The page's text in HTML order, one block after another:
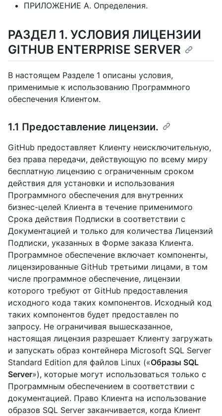
ПРИЛОЖЕНИЕ A. Определения.
РАЗДЕЛ 1. УСЛОВИЯ ЛИЦЕНЗИИ
GITHUB ENTERPRISE SERVER
В настоящем Разделе 1 описаны условия,
применимые к использованию Программного
обеспечения Клиентом.
1.1 Предоставление лицензии.
GitHub предоставляет Клиенту неисключительную,
без права передачи, действующую по всему миру
бесплатную лицензию с ограниченным сроком
действия для установки и использования
Программного обеспечения для внутренних
бизнес-целей Клиента в течение применимого
Срока действия Подписки в соответствии с
Документацией и только для количества Лицензий
Подписки, указанных в Форме заказа Клиента.
Программное обеспечение включает компоненты,
лицензированные GitHub третьими лицами, в том
числе программное обеспечение, лицензии
которого требуют от GitHub предоставления
исходного кода таких компонентов. Исходный код
таких компонентов будет предоставлен по
запросу. Не ограничивая вышесказанное,
настоящая лицензия разрешает Клиенту загружать
и запускать образ контейнера Microsoft SQL Server
Standard Edition для файлов Linux («Образы SQL
Server»), которые могут использоваться только с
Программным обеспечением в соответствии с
документацией. Право Клиента на использование
образов SQL Server заканчивается, когда Клиент